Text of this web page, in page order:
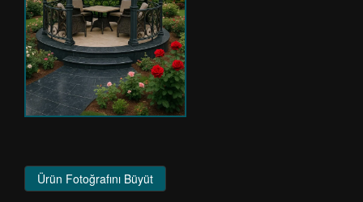
Ürün Fotoğrafını Büyüt